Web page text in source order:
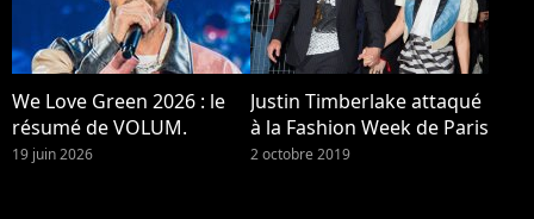
We Love Green 2026 : le
résumé de VOLUM.
19 juin 2026
Justin Timberlake attaqué
à la Fashion Week de Paris
2 octobre 2019